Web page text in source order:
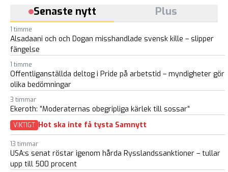
Senaste nytt Plus
1 timme
Alsadaani och och Dogan misshandlade svensk kille – slipper
fängelse
1 timme
Offentliganställda deltog i Pride på arbetstid – myndigheter gör
olika bedömningar
3 timmar
Ekeroth: ”Moderaternas obegripliga kärlek till sossar”
VIKTIGT Hot ska inte få tysta Samnytt
13 timmar
USA:s senat röstar igenom hårda Rysslandssanktioner – tullar
upp till 500 procent